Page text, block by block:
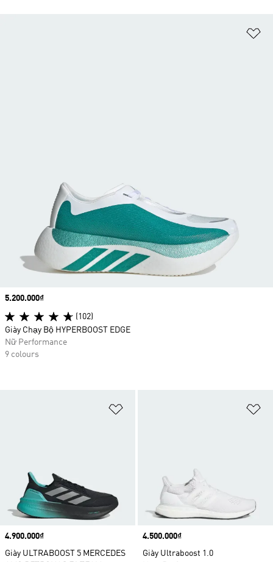
Price
4.900.000₫
Giày ULTRABOOST 5 MERCEDES
Price
4.500.000₫
Giày Ultraboost 1.0
Price
5.200.000₫
(102)
Giày Chạy Bộ HYPERBOOST EDGE
Nữ Performance
9 colours